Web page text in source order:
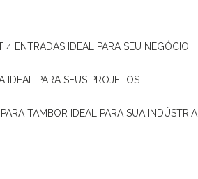
4 ENTRADAS IDEAL PARA SEU NEGÓCIO
IDEAL PARA SEUS PROJETOS
TAMBOR IDEAL PARA SUA INDÚSTRIA